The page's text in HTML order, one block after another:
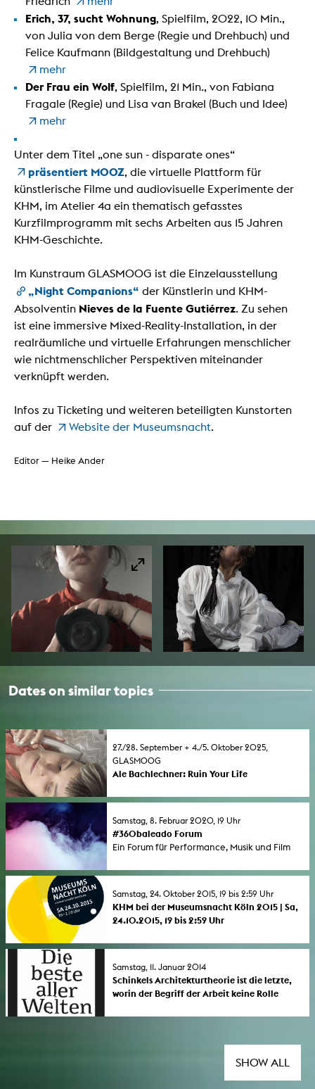
Erich, 37, sucht Wohnung, Spielfilm, 2022, 10 Min.,
von Julia von dem Berge (Regie und Drehbuch) und
Felice Kaufmann (Bildgestaltung und Drehbuch)
mehr
Der Frau ein Wolf, Spielfilm, 21 Min., von Fabiana
Fragale (Regie) und Lisa van Brakel (Buch und Idee)
mehr
Unter dem Titel „one sun - disparate ones“
präsentiert MOOZ, die virtuelle Plattform für
künstlerische Filme und audiovisuelle Experimente der
KHM, im Atelier 4a ein thematisch gefasstes
Kurzfilmprogramm mit sechs Arbeiten aus 15 Jahren
KHM-Geschichte.
Im Kunstraum GLASMOOG ist die Einzelausstellung
„Night Companions“ der Künstlerin und KHM-
Absolventin Nieves de la Fuente Gutiérrez. Zu sehen
ist eine immersive Mixed-Reality-Installation, in der
realräumliche und virtuelle Erfahrungen menschlicher
wie nichtmenschlicher Perspektiven miteinander
verknüpft werden.
Infos zu Ticketing und weiteren beteiligten Kunstorten
auf der
Website der Museumsnacht.
Editor — Heike Ander
Dates on similar topics
27./28. September + 4./5. Oktober 2025,
GLASMOOG
Ale Bachlechner: Ruin Your Life
vielfältigen Möglichkeiten, sich das Leben zu
wirkmächtige Normen, Wünsche und
Ökonomie der (Lebens-)Zeit erkundet.
Samstag, 8. Februar 2020, 19 Uhr
#360baleado Forum
Ein Forum für Performance, Musik und Film
Samstag, 24. Oktober 2015, 19 bis 2:59 Uhr
KHM bei der Museumsnacht Köln 2015 | Sa,
24.10.2015, 19 bis 2:59 Uhr
Künste mit Ausstellungen, Live-Aktionen,
Nonstop-Kino.
Samstag, 11. Januar 2014
Schinkels Architekturtheorie ist die letzte,
worin der Begriff der Arbeit keine Rolle
sein. | Sa, 11.01.2014
Michael Hirsch, Christian Jendreiko, hans w.
koch, Claudia List, Marie-Céline Schäfer,
SHOW ALL